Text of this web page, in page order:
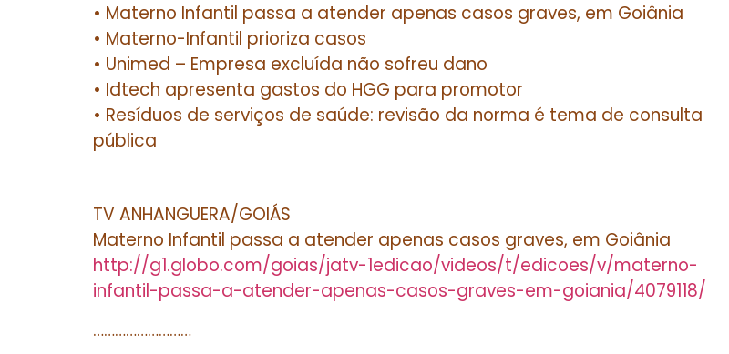
• Materno Infantil passa a atender apenas casos graves, em Goiânia
• Materno-Infantil prioriza casos
• Unimed – Empresa excluída não sofreu dano
• Idtech apresenta gastos do HGG para promotor
• Resíduos de serviços de saúde: revisão da norma é tema de consulta
pública
TV ANHANGUERA/GOIÁS
Materno Infantil passa a atender apenas casos graves, em Goiânia
http://g1.globo.com/goias/jatv-1edicao/videos/t/edicoes/v/materno-
infantil-passa-a-atender-apenas-casos-graves-em-goiania/4079118/
………………………